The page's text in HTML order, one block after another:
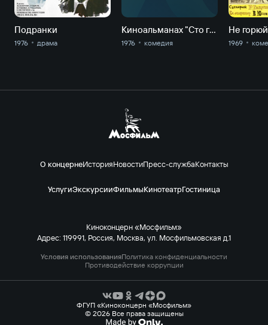
Подранки
1976 драма
Киноальманах "Сто грамм" для храбрости". По законам гостеприимства
1976 комедия
Не
1969
О концернеИсторияНовостиПресс-службаКонтакты
УслугиЭкскурсииФильмыКинотеатрГостиница
Киноконцерн «Мосфильм»
Адрес: 119991, Россия, Москва, ул. Мосфильмовская д.1
Условия использованияПолитика конфиденциальности
Противодействие коррупции
ФГУП «Киноконцерн «Мосфильм»
© 2026 Все права защищены